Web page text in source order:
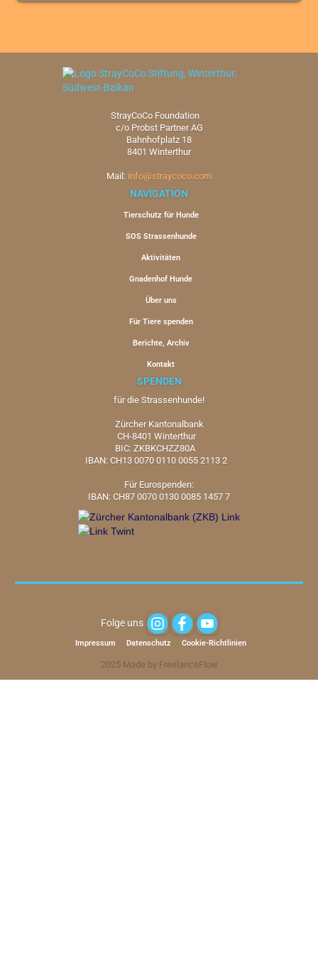
StrayCoCo Foundation
c/o Probst Partner AG
Bahnhofplatz 18
8401 Winterthur
Mail: info@straycoco.com
NAVIGATION
Tierschutz für Hunde
SOS Strassenhunde
Aktivitäten
Gnadenhof Hunde
Über uns
Für Tiere spenden
Berichte, Archiv
Kontakt
SPENDEN
für die Strassenhunde!
Zürcher Kantonalbank
CH-8401 Winterthur
BIC: ZKBKCHZZ80A
IBAN: CH13 0070 0110 0055 2113 2
Für Eurospenden:
IBAN: CH87 0070 0130 0085 1457 7
2025 Made by FreelanceFlow
Impressum Datenschutz Cookie-Richtlinien
Folge uns